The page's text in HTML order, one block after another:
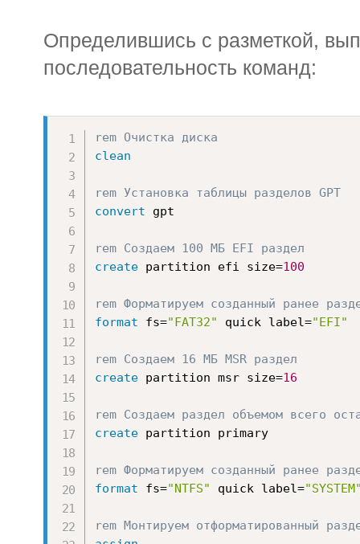
Определившись с разметкой,
последовательность команд:
rem Очистка диска
clean
rem Установка таблицы разделов GPT
convert gpt
rem Создаем 100 МБ EFI раздел
create partition efi size=100
rem Форматируем созданный ранее
format fs="FAT32" quick label="EFI"
rem Создаем 16 МБ MSR раздел
create partition msr size=16
rem Создаем раздел объемом всего
create partition primary
rem Форматируем созданный ранее
format fs="NTFS" quick label=
rem Монтируем отформатированный